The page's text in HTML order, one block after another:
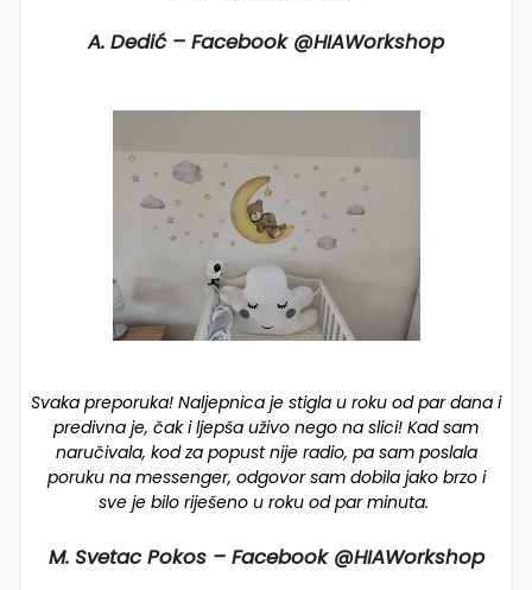
A. Dedić – Facebook @HIAWorkshop
Svaka preporuka! Naljepnica je stigla u roku od par dana i
predivna je, čak i ljepša uživo nego na slici! Kad sam
naručivala, kod za popust nije radio, pa sam poslala
poruku na messenger, odgovor sam dobila jako brzo i
sve je bilo riješeno u roku od par minuta.
M. Svetac Pokos – Facebook @HIAWorkshop